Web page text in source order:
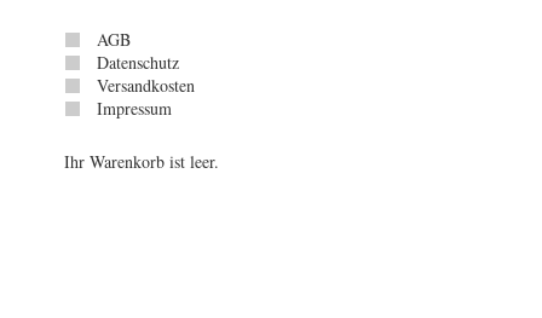
AGB
Datenschutz
Versandkosten
Impressum
Ihr Warenkorb ist leer.